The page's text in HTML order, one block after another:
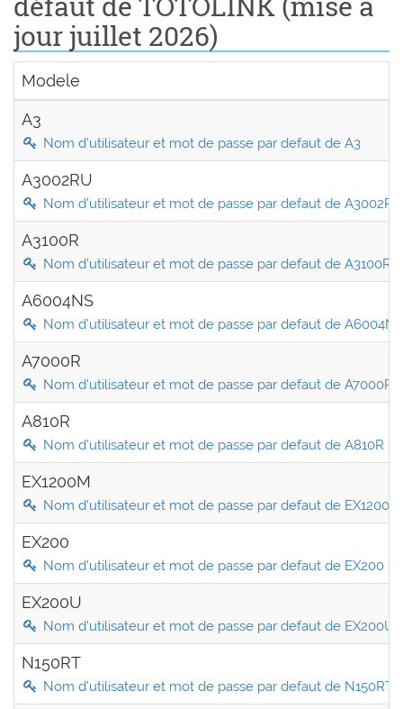
jour juillet 2026)
Modele
A3
Nom d'utilisateur et mot de passe par defaut de A3
A3002RU
Nom d'utilisateur et mot de passe par defaut de A3002RU
A3100R
Nom d'utilisateur et mot de passe par defaut de A3100R
A6004NS
Nom d'utilisateur et mot de passe par defaut de A6004NS
A7000R
Nom d'utilisateur et mot de passe par defaut de A7000R
A810R
Nom d'utilisateur et mot de passe par defaut de A810R
EX1200M
Nom d'utilisateur et mot de passe par defaut de EX1200M
EX200
Nom d'utilisateur et mot de passe par defaut de EX200
EX200U
Nom d'utilisateur et mot de passe par defaut de EX200U
N150RT
Nom d'utilisateur et mot de passe par defaut de N150RT